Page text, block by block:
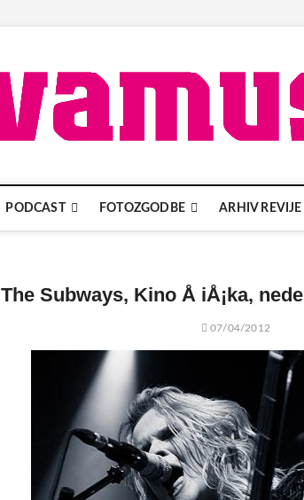
PODCAST FOTOZGODBE ARHIV
The Subways, Kino Å iÅ¡ka,
07/04/2012